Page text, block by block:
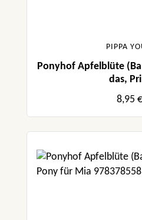
PIPPA
Ponyhof Apfelblüte
das,
8,95